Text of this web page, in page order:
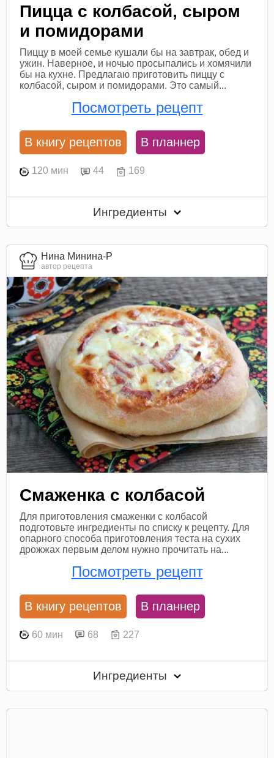
Пицца с колбасой, сыром
и помидорами
Пиццу в моей семье кушали бы на завтрак, обед и
ужин. Наверное, и ночью просыпались и хомячили
бы на кухне. Предлагаю приготовить пиццу с
колбасой, сыром и помидорами. Это самый...
Посмотреть рецепт
В книгу рецептов В планнер
120 мин 44 169
Ингредиенты
Нина Минина-Р
автор рецепта
Смаженка с колбасой
Для приготовления смаженки с колбасой
подготовьте ингредиенты по списку к рецепту. Для
опарного способа приготовления теста на сухих
дрожжах первым делом нужно прочитать на...
Посмотреть рецепт
В книгу рецептов В планнер
60 мин 68 227
Ингредиенты